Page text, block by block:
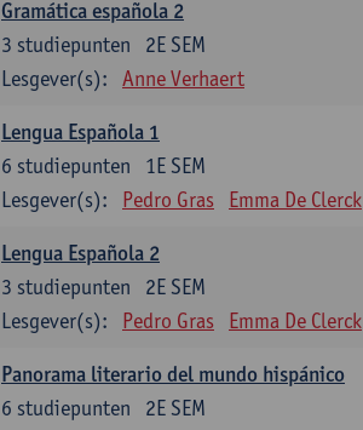
Gramática española 2
2E SEM
3 studiepunten
Lesgever(s):
Anne Verhaert
Lengua Española 1
1E SEM
6 studiepunten
Lesgever(s):
Pedro Gras Emma De Clerck
Lengua Española 2
2E SEM
3 studiepunten
Lesgever(s):
Pedro Gras Emma De Clerck
Panorama literario del mundo hispánico
2E SEM
6 studiepunten